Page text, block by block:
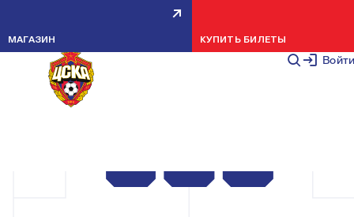
Войти
МАГАЗИН КУПИТЬ БИЛЕТЫ